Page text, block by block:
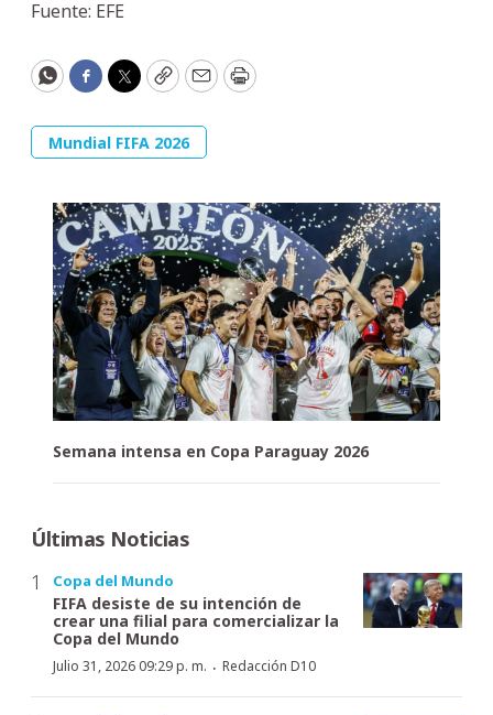
Fuente: EFE
WhatsApp
Facebook
Twitter
CopyEmailPrint
Mundial FIFA 2026
Semana intensa en Copa Paraguay 2026
Últimas Noticias
Copa del Mundo
FIFA desiste de su intención de
crear una filial para comercializar la
Copa del Mundo
Julio 31, 2026 09:29 p. m. · Redacción D10